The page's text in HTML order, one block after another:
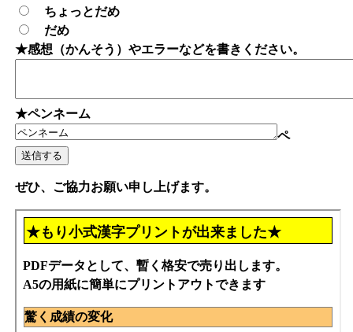
ちょっとだめ
だめ
★感想（かんそう）やエラーなどを書きください。
★ペンネーム
ペ
ぜひ、ご協力お願い申し上げます。